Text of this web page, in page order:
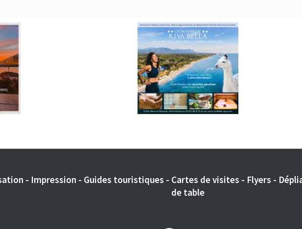
- Impression - Guides touristiques - Cartes de visites - Flyers -
de table